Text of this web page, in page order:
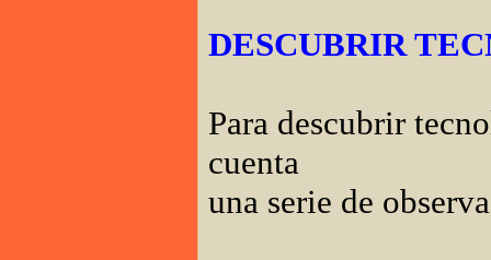
DESCUBRIR
Para descubrir
cuenta
una serie de